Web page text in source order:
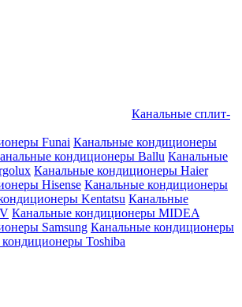
Канальные сплит-
Funai Канальные кондиционеры
кондиционеры Ballu Канальные
Канальные кондиционеры Haier
Hisense Канальные кондиционеры
Kentatsu Канальные
Канальные кондиционеры MIDEA
Samsung Канальные кондиционеры
Toshiba